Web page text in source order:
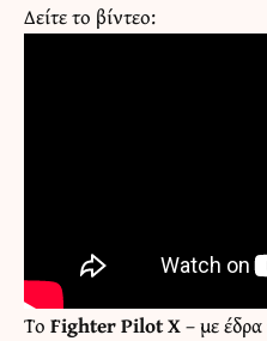
Δείτε το βίντεο:
Το Fighter Pilot X– με